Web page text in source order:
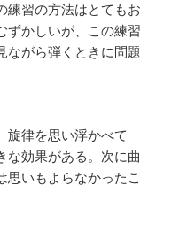
練習の方法はとてもお
ずかしいが、この練習
ながら弾くときに問題
旋律を思い浮かべて
な効果がある。次に曲
思いもよらなかったこ